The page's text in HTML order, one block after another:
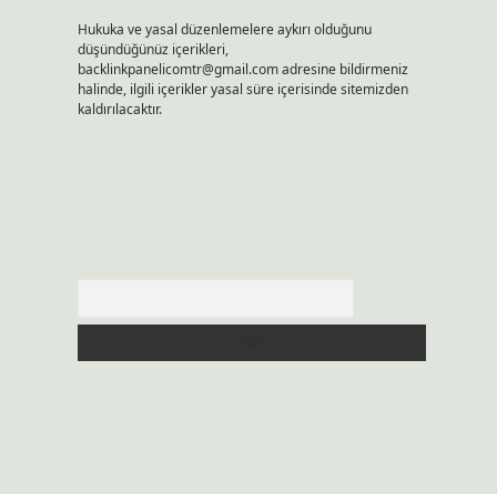
Hukuka ve yasal düzenlemelere aykırı olduğunu
düşündüğünüz içerikleri,
backlinkpanelicomtr@gmail.comadresine bildirmeniz
halinde, ilgili içerikler yasal süre içerisinde sitemizden
kaldırılacaktır.